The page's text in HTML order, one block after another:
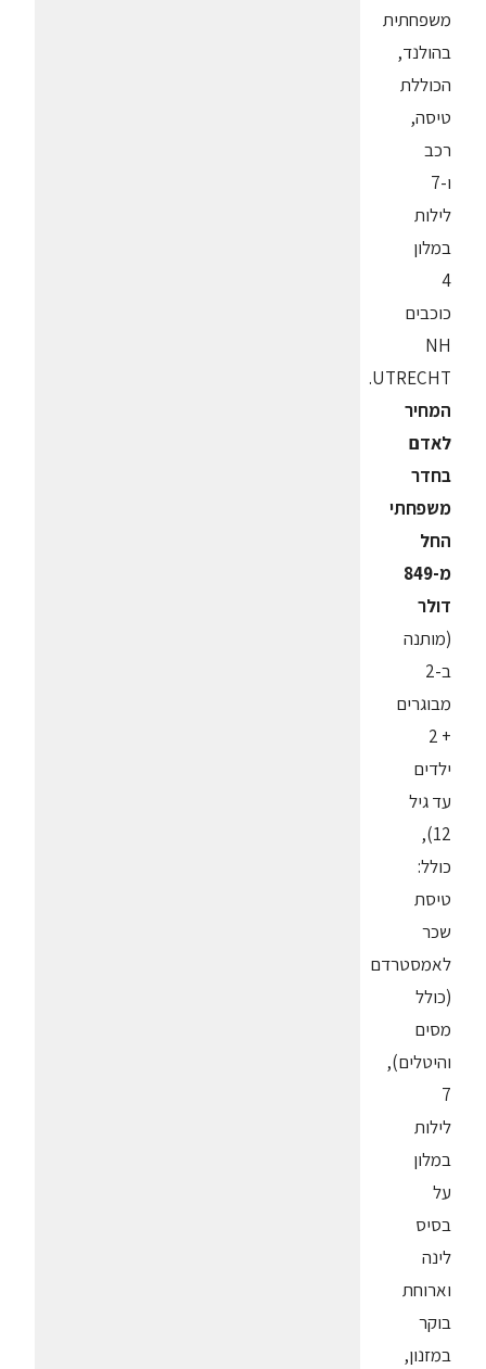
משפחתית
בהולנד,
הכוללת
טיסה,
רכב
ו-7
לילות
במלון
4
כוכבים
NH
UTRECHT.
המחיר
לאדם
בחדר
משפחתי
החל
מ-849
דולר
(מותנה
ב-2
מבוגרים
+ 2
ילדים
עד גיל
12),
כולל:
טיסת
שכר
לאמסטרדם
(כולל
מסים
והיטלים),
7
לילות
במלון
על
בסיס
לינה
וארוחת
בוקר
במזנון,